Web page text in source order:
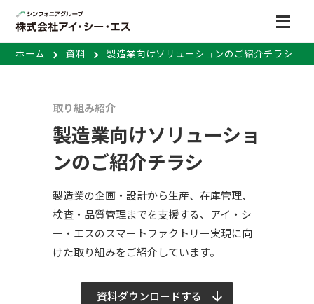
ホーム 資料 製造業向けソリューションのご紹介チラシ
取り組み紹介
製造業向けソリューショ
ンのご紹介チラシ
製造業の企画・設計から生産、在庫管理、
検査・品質管理までを支援する、アイ・シ
ー・エスのスマートファクトリー実現に向
けた取り組みをご紹介しています。
資料ダウンロードする